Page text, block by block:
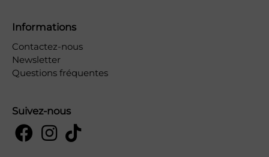
Informations
Contactez-nous
Newsletter
Questions fréquentes
Suivez-nous